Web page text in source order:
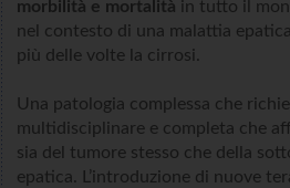
morbilità e mortalità in tutto il
nel contesto di una malattia
più delle volte la cirrosi.
Una patologia complessa che
multidisciplinare e completa che
sia del tumore stesso che della
epatica. L’introduzione di nuove